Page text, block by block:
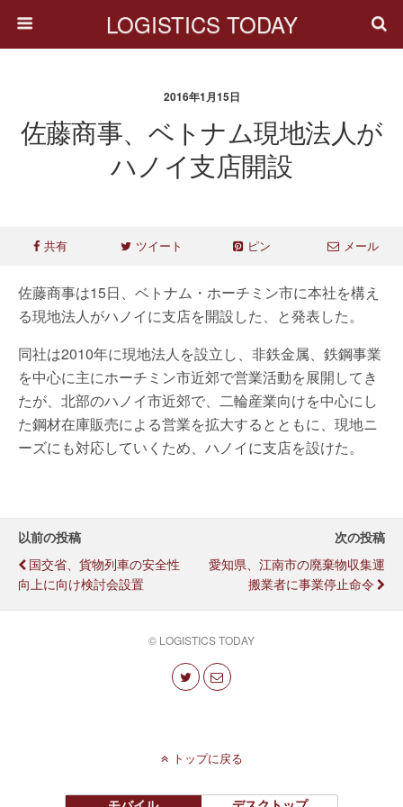
LOGISTICS TODAY
2016年1月15日
佐藤商事、ベトナム現地法人が
ハノイ支店開設
共有 ツイート ピン メール
佐藤商事は15日、ベトナム・ホーチミン市に本社を構え
る現地法人がハノイに支店を開設した、と発表した。
同社は2010年に現地法人を設立し、非鉄金属、鉄鋼事業
を中心に主にホーチミン市近郊で営業活動を展開してき
たが、北部のハノイ市近郊で、二輪産業向けを中心にし
た鋼材在庫販売による営業を拡大するとともに、現地ニ
ーズにも対応していくため、ハノイに支店を設けた。
以前の投稿
国交省、貨物列車の安全性
向上に向け検討会設置
次の投稿
愛知県、江南市の廃棄物収集運
搬業者に事業停止命令
© LOGISTICS TODAY
トップに戻る